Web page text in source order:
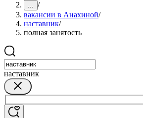
... /
вакансии в Анахиной/
наставник/
полная занятость
наставник